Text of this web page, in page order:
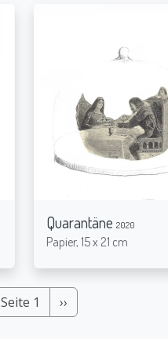
Quarantäne 2020
Papier, 15 x 21 cm
Seitennummerierung
Seite 1 Nächste Seite
››